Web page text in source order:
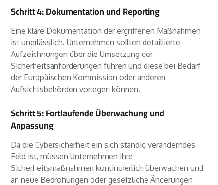
Schritt 4: Dokumentation und Reporting
Eine klare Dokumentation der ergriffenen Maßnahmen
ist unerlässlich. Unternehmen sollten detaillierte
Aufzeichnungen über die Umsetzung der
Sicherheitsanforderungen führen und diese bei Bedarf
der Europäischen Kommission oder anderen
Aufsichtsbehörden vorlegen können.
Schritt 5: Fortlaufende Überwachung und
Anpassung
Da die Cybersicherheit ein sich ständig veränderndes
Feld ist, müssen Unternehmen ihre
Sicherheitsmaßnahmen kontinuierlich überwachen und
an neue Bedrohungen oder gesetzliche Änderungen